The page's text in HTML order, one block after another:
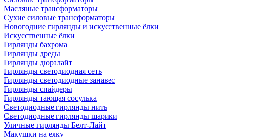
Масляные трансформаторы
Сухие силовые трансформаторы
Новогодние гирлянды и искусственные ёлки
Искусственные ёлки
Гирлянды бахрома
Гирлянды дреды
Гирлянды дюралайт
Гирлянды светодиодная сеть
Гирлянды светодиодные занавес
Гирлянды спайдеры
Гирлянды тающая сосулька
Светодиодные гирлянды нить
Светодиодные гирлянды шарики
Уличные гирлянды Белт-Лайт
Макушки на елку